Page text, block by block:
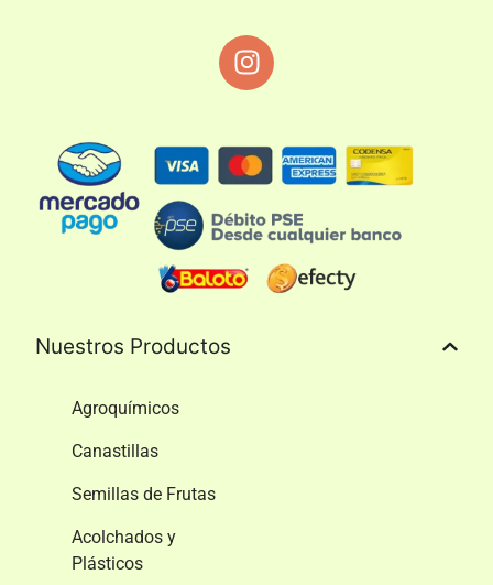
Nuestros Productos
Agroquímicos
Canastillas
Semillas de Frutas
Acolchados y
Plásticos